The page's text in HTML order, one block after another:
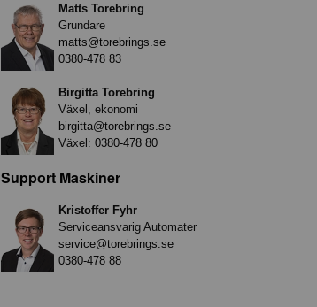
Matts Torebring
Grundare
matts@torebrings.se
0380-478 83
Birgitta Torebring
Växel, ekonomi
birgitta@torebrings.se
Växel: 0380-478 80
Support Maskiner
Kristoffer Fyhr
Serviceansvarig Automater
service@torebrings.se
0380-478 88